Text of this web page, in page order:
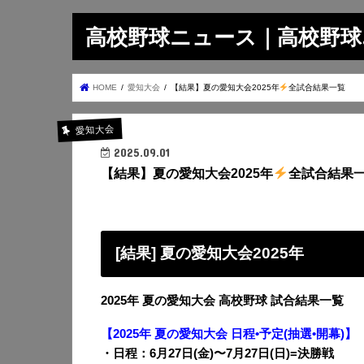
高校野球ニュース｜高校野
HOME 愛知大会 【結果】夏の愛知大会2025年 全試合結果一覧
愛知大会
2025.09.01
【結果】夏の愛知大会2025年 全試合結果
[結果] 夏の愛知大会2025年
2025年 夏の愛知大会 高校野球 試合結果一覧
【2025年 夏の愛知大会 日程•予定(抽選•開幕)】
・日程：6月27日(金)〜7月27日(日)=決勝戦